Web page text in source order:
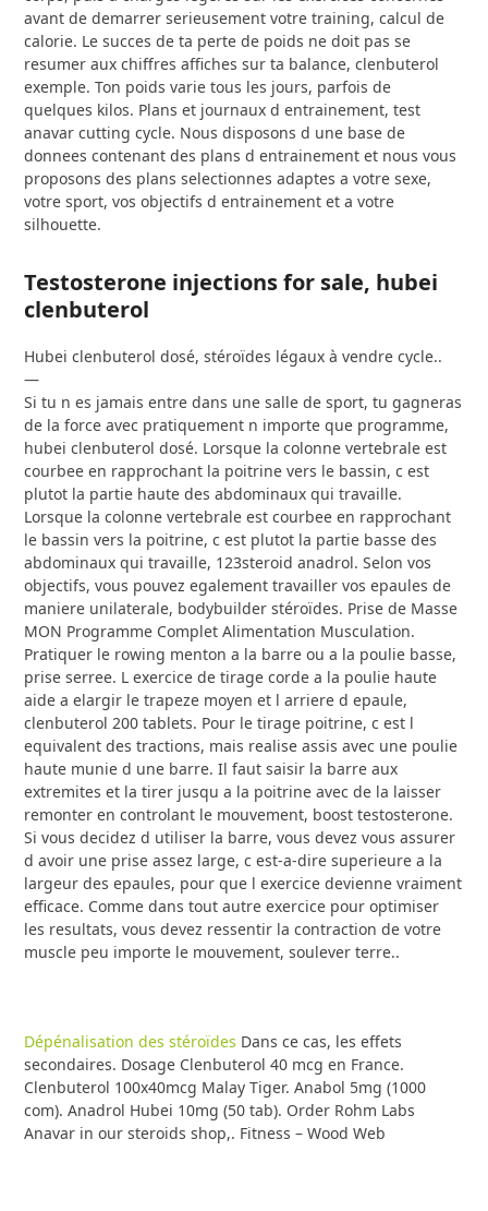
avant de demarrer serieusement votre training, calcul de
calorie. Le succes de ta perte de poids ne doit pas se
resumer aux chiffres affiches sur ta balance, clenbuterol
exemple. Ton poids varie tous les jours, parfois de
quelques kilos. Plans et journaux d entrainement, test
anavar cutting cycle. Nous disposons d une base de
donnees contenant des plans d entrainement et nous vous
proposons des plans selectionnes adaptes a votre sexe,
votre sport, vos objectifs d entrainement et a votre
silhouette.
Testosterone injections for sale, hubei
clenbuterol
Hubei clenbuterol dosé, stéroïdes légaux à vendre cycle..
—
Si tu n es jamais entre dans une salle de sport, tu gagneras
de la force avec pratiquement n importe que programme,
hubei clenbuterol dosé. Lorsque la colonne vertebrale est
courbee en rapprochant la poitrine vers le bassin, c est
plutot la partie haute des abdominaux qui travaille.
Lorsque la colonne vertebrale est courbee en rapprochant
le bassin vers la poitrine, c est plutot la partie basse des
abdominaux qui travaille, 123steroid anadrol. Selon vos
objectifs, vous pouvez egalement travailler vos epaules de
maniere unilaterale, bodybuilder stéroïdes. Prise de Masse
MON Programme Complet Alimentation Musculation.
Pratiquer le rowing menton a la barre ou a la poulie basse,
prise serree. L exercice de tirage corde a la poulie haute
aide a elargir le trapeze moyen et l arriere d epaule,
clenbuterol 200 tablets. Pour le tirage poitrine, c est l
equivalent des tractions, mais realise assis avec une poulie
haute munie d une barre. Il faut saisir la barre aux
extremites et la tirer jusqu a la poitrine avec de la laisser
remonter en controlant le mouvement, boost testosterone.
Si vous decidez d utiliser la barre, vous devez vous assurer
d avoir une prise assez large, c est-a-dire superieure a la
largeur des epaules, pour que l exercice devienne vraiment
efficace. Comme dans tout autre exercice pour optimiser
les resultats, vous devez ressentir la contraction de votre
muscle peu importe le mouvement, soulever terre..
Dépénalisation des stéroïdes Dans ce cas, les effets
secondaires. Dosage Clenbuterol 40 mcg en France.
Clenbuterol 100x40mcg Malay Tiger. Anabol 5mg (1000
com). Anadrol Hubei 10mg (50 tab). Order Rohm Labs
Anavar in our steroids shop,. Fitness – Wood Web